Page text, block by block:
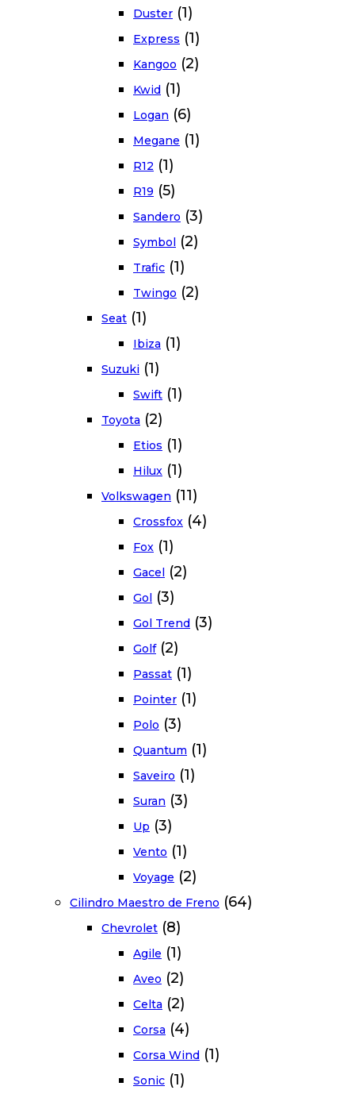
Duster (1)
Express (1)
Kangoo (2)
Kwid (1)
Logan (6)
Megane (1)
R12 (1)
R19 (5)
Sandero (3)
Symbol (2)
Trafic (1)
Twingo (2)
Seat (1)
Ibiza (1)
Suzuki (1)
Swift (1)
Toyota (2)
Etios (1)
Hilux (1)
Volkswagen (11)
Crossfox (4)
Fox (1)
Gacel (2)
Gol (3)
Gol Trend (3)
Golf (2)
Passat (1)
Pointer (1)
Polo (3)
Quantum (1)
Saveiro (1)
Suran (3)
Up (3)
Vento (1)
Voyage (2)
Cilindro Maestro de Freno (64)
Chevrolet (8)
Agile (1)
Aveo (2)
Celta (2)
Corsa (4)
Corsa Wind (1)
Sonic (1)